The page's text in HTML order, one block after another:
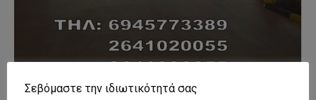
Σεβόμαστε την ιδιωτικότητά σας